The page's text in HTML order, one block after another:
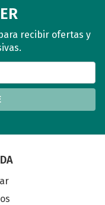
recibir ofertas y